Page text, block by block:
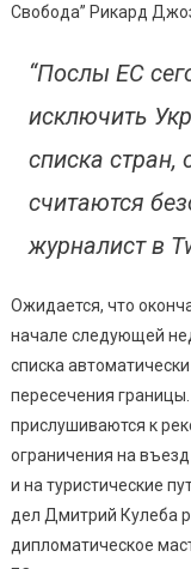
Свобода” Рикард
“Послы ЕС
исключить
списка стран,
считаются
журналист в
Ожидается, что
начале следующей
списка
пересечения
прислушиваются к
ограничения на
и на туристические
дел Дмитрий Кулеба
дипломатическое